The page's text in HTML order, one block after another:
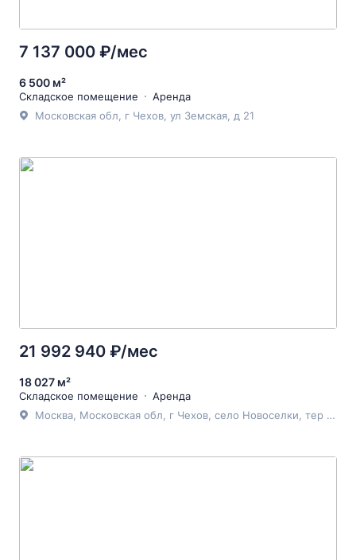
7 137 000 ₽/мес
6 500 м²
Складское помещение
Аренда
Московская обл, г Чехов, ул Земская, д 21
21 992 940 ₽/мес
18 027 м²
Складское помещение
Аренда
Москва, Московская обл, г Чехов, село Новоселки, тер промышленная зона Новоселки, стр 19